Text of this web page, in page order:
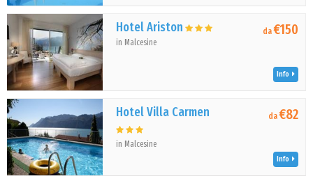
Hotel Ariston
in Malcesine
da€150
Info
Hotel Villa Carmen
in Malcesine
da€82
Info